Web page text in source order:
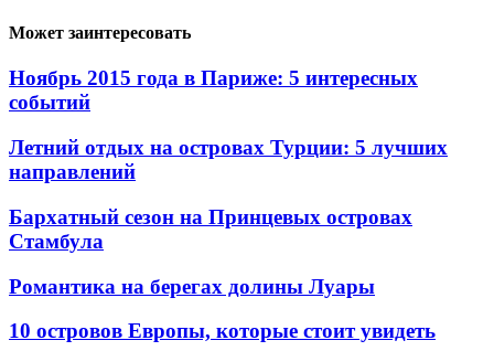
Может заинтересовать
Ноябрь 2015 года в Париже: 5 интересных
событий
Летний отдых на островах Турции: 5 лучших
направлений
Бархатный сезон на Принцевых островах
Стамбула
Романтика на берегах долины Луары
10 островов Европы, которые стоит увидеть